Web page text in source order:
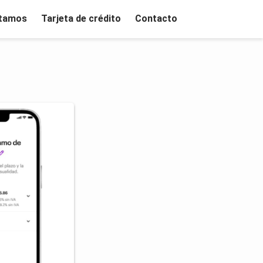
Tarjeta de crédito Contacto